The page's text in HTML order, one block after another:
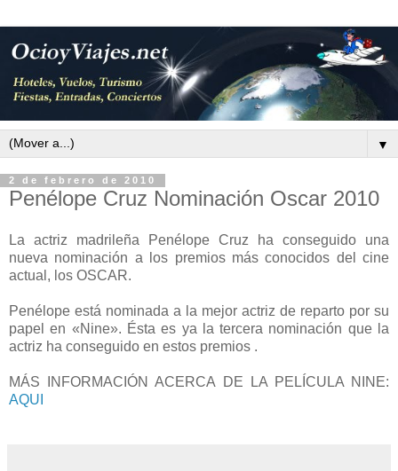
▼
2 de febrero de 2010
Penélope Cruz Nominación Oscar 2010
La actriz madrileña Penélope Cruz ha conseguido una
nueva nominación a los premios más conocidos del cine
actual, los OSCAR.
Penélope está nominada a la mejor actriz de reparto por su
papel en «Nine». Ésta es ya la tercera nominación que la
actriz ha conseguido en estos premios .
MÁS INFORMACIÓN ACERCA DE LA PELÍCULA NINE:
AQUI